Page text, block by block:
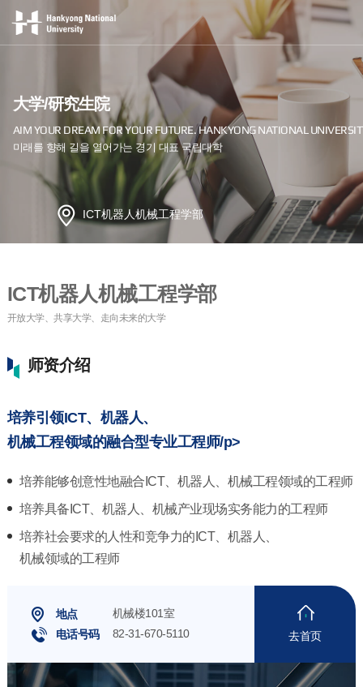
大学/研究生院
ICT机器人机械工程学部
ICT机器人机械工程学部
师资介绍
培养引领ICT、机器人、
机械工程领域的融合型专业工程师/p>
培养能够创意性地融合ICT、机器人、机械工程领域的工程师
培养具备ICT、机器人、机械产业现场实务能力的工程师
培养社会要求的人性和竞争力的ICT、机器人、
机械领域的工程师
地点
机械楼101室
电话号码
82-31-670-5110 去首页